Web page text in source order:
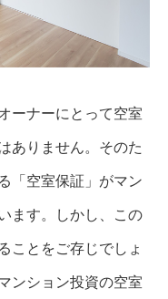
ーナーにとって空室
ありません。そのた
「空室保証」がマン
ます。しかし、この
ことをご存じでしょ
ンション投資の空室